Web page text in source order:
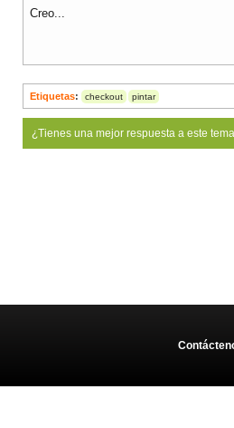
Creo...
Etiquetas: checkout pintar
¿Tienes una mejor respuesta a este